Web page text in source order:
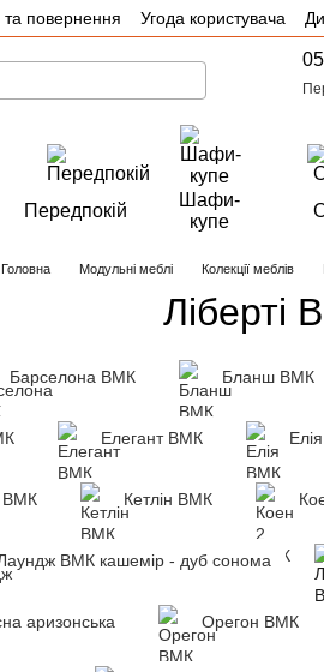
повернення Угода користувача
Передпокій
Шафи-
купе
Головна Модульні меблі Колекції меблів
Ліберті
Барселона ВМК Бланш ВМК
Елегант ВМК
ВМК Кетлін ВМК
ВМК кашемір - дуб сонома
аризонська Орегон ВМК